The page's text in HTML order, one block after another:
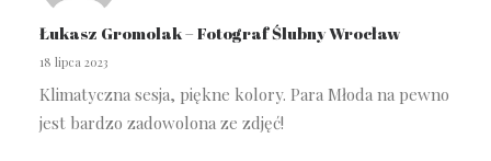
Łukasz Gromolak – Fotograf Ślubny Wrocław
18 lipca 2023
Klimatyczna sesja, piękne kolory. Para Młoda na pewno
jest bardzo zadowolona ze zdjęć!